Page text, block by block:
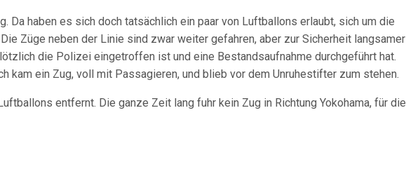
Da haben es sich doch tatsächlich ein paar von Luftballons erlaubt, sich um die
Züge neben der Linie sind zwar weiter gefahren, aber zur Sicherheit langsamer
die Polizei eingetroffen ist und eine Bestandsaufnahme durchgeführt hat.
kam ein Zug, voll mit Passagieren, und blieb vor dem Unruhestifter zum stehen.
entfernt. Die ganze Zeit lang fuhr kein Zug in Richtung Yokohama, für die